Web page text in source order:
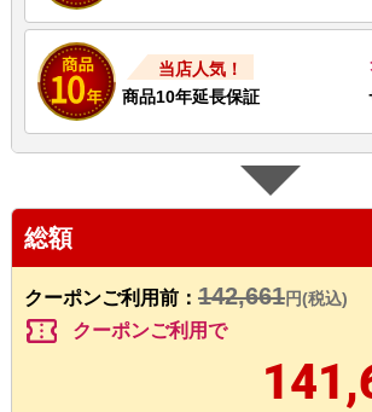
当店人気！
商品10年延長保証
総額
クーポンご利用前： 142,661円(税込)
confirmation_number クーポンご利用で